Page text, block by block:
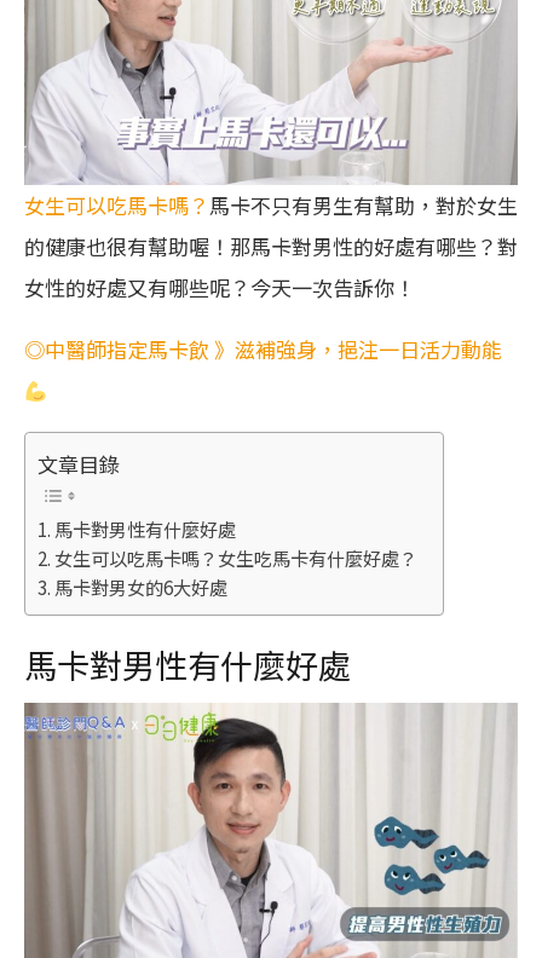
女生可以吃馬卡嗎？ 馬卡不只有男生有幫助，對於女生
的健康也很有幫助喔！那馬卡對男性的好處有哪些？對
女性的好處又有哪些呢？今天一次告訴你！
◎中醫師指定馬卡飲 》滋補強身，挹注一日活力動能
文章目錄
馬卡對男性有什麼好處
女生可以吃馬卡嗎？女生吃馬卡有什麼好處？
馬卡對男女的6大好處
馬卡對男性有什麼好處